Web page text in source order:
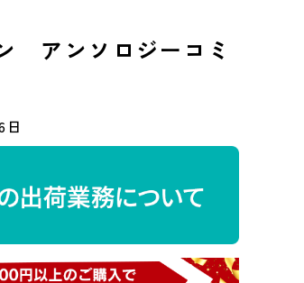
アンソロジーコミ